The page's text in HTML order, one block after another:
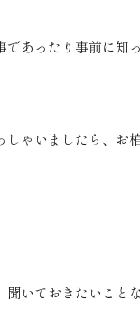
であったり事前に知
しゃいましたら、お
聞いておきたいこと